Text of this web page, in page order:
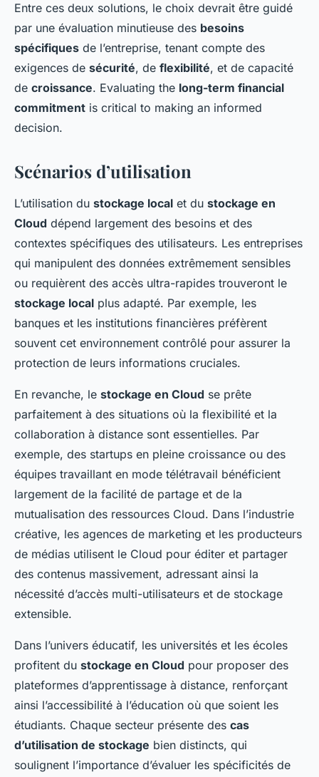
Entre ces deux solutions, le choix devrait être guidé
par une évaluation minutieuse des besoins
spécifiques de l’entreprise, tenant compte des
exigences de sécurité, de flexibilité, et de capacité
de croissance. Evaluating the long-term financial
commitment is critical to making an informed
decision.
Scénarios d’utilisation
L’utilisation du stockage local et du stockage en
Cloud dépend largement des besoins et des
contextes spécifiques des utilisateurs. Les entreprises
qui manipulent des données extrêmement sensibles
ou requièrent des accès ultra-rapides trouveront le
stockage local plus adapté. Par exemple, les
banques et les institutions financières préfèrent
souvent cet environnement contrôlé pour assurer la
protection de leurs informations cruciales.
En revanche, le stockage en Cloud se prête
parfaitement à des situations où la flexibilité et la
collaboration à distance sont essentielles. Par
exemple, des startups en pleine croissance ou des
équipes travaillant en mode télétravail bénéficient
largement de la facilité de partage et de la
mutualisation des ressources Cloud. Dans l’industrie
créative, les agences de marketing et les producteurs
de médias utilisent le Cloud pour éditer et partager
des contenus massivement, adressant ainsi la
nécessité d’accès multi-utilisateurs et de stockage
extensible.
Dans l’univers éducatif, les universités et les écoles
profitent du stockage en Cloud pour proposer des
plateformes d’apprentissage à distance, renforçant
ainsi l’accessibilité à l’éducation où que soient les
étudiants. Chaque secteur présente des cas
d’utilisation de stockage bien distincts, qui
soulignent l’importance d’évaluer les spécificités de